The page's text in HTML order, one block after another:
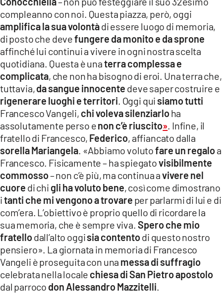
compleanno con noi. Questa piazza, però, oggi
amplifica la sua volontàdi essere luogo di memoria,
di posto che devefungere da monito e da sprone
affinché lui continui a vivere in ogni nostra scelta
quotidiana. Questa è unaterra complessa e
complicata, che non ha bisogno di eroi. Una terra che,
tuttavia,da sangue innocente deve saper costruire e
rigenerare luoghi e territori. Oggi qui siamo tutti
Francesco Vangeli, chi voleva silenziarloha
assolutamente perso enon c’è riuscito». Infine, il
fratello di Francesco, Federico, affiancato dalla
sorella Mariangela. «Abbiamo volutofare un regaloa
Francesco. Fisicamente – ha spiegatovisibilmente
commosso– non c’è più, ma continua avivere nel
cuore di chi gli ha voluto bene, così come dimostrano
itanti che mi vengono a trovare per parlarmi di lui e di
com’era. L’obiettivo è proprio quello di ricordare la
sua memoria, che è sempre viva. Spero che mio
fratellodall’alto oggisia contentodi questo nostro
pensiero». La giornata in memoria di Francesco
Vangeli è proseguita con una messa di suffragio
celebrata nella locale chiesa di San Pietro apostolo
dal parroco don Alessandro Mazzitelli.